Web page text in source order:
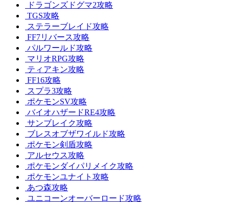
ドラゴンズドグマ2攻略
TGS攻略
ステラーブレイド攻略
FF7リバース攻略
パルワールド攻略
マリオRPG攻略
ティアキン攻略
FF16攻略
スプラ3攻略
ポケモンSV攻略
バイオハザードRE4攻略
サンブレイク攻略
ブレスオブザワイルド攻略
ポケモン剣盾攻略
アルセウス攻略
ポケモンダイパリメイク攻略
ポケモンユナイト攻略
あつ森攻略
ユニコーンオーバーロード攻略